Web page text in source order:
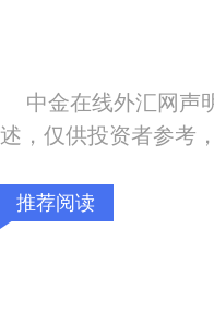
中金在线外汇网声
述，仅供投资者参考
推荐阅读